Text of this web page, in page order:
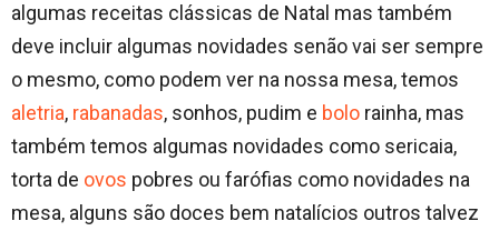
algumas receitas clássicas de Natal mas também
deve incluir algumas novidades senão vai ser sempre
o mesmo, como podem ver na nossa mesa, temos
aletria, rabanadas, sonhos, pudim e bolo rainha, mas
também temos algumas novidades como sericaia,
torta de ovos pobres ou farófias como novidades na
mesa, alguns são doces bem natalícios outros talvez